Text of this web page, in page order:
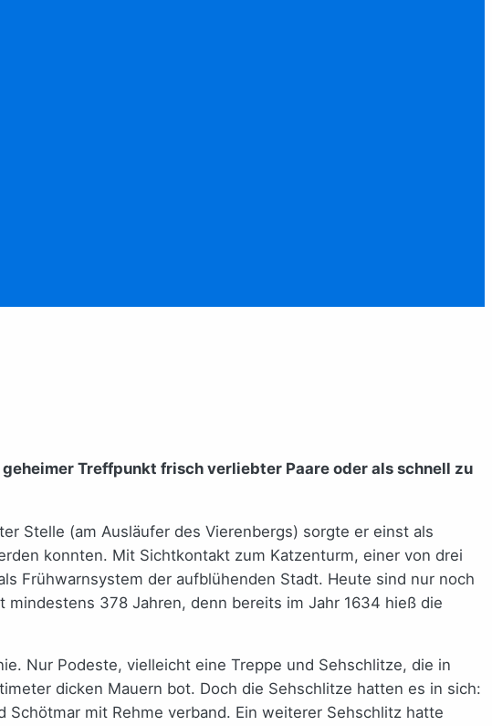
Treffpunkt frisch verliebter Paare oder als schnell zu
Stelle (am Ausläufer des Vierenbergs) sorgte er einst als
konnten. Mit Sichtkontakt zum Katzenturm, einer von drei
Frühwarnsystem der aufblühenden Stadt. Heute sind nur noch
378 Jahren, denn bereits im Jahr 1634 hieß die
Nur Podeste, vielleicht eine Treppe und Sehschlitze, die in
dicken Mauern bot. Doch die Sehschlitze hatten es in sich:
Schötmar mit Rehme verband. Ein weiterer Sehschlitz hatte